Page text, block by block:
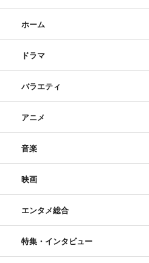
坂崎：高輪台までね、電柱の
坂崎：この辺は近所に女子校が
桜井：（高見沢は）中学時代
バスケットボールに打ち込ん
と体育会系だったんですよ。
高見沢：みんなそこそこ、誰
ね。でも、デビューしてから
で歌ってたから、「冬まで歌
まえ」ってよく学校で友達に
坂崎：ちょっと恥ずかしかっ
ホーム
ドラマ
バラエティ
アニメ
音楽
映画
エンタメ総合
特集・インタビュー